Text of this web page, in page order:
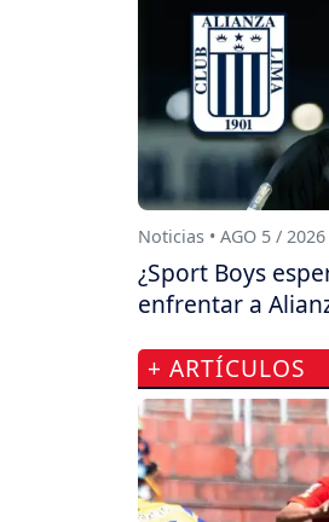
Noticias • AGO 5 / 2026
¿Sport Boys
enfrentar a
+ ARTÍCULOS